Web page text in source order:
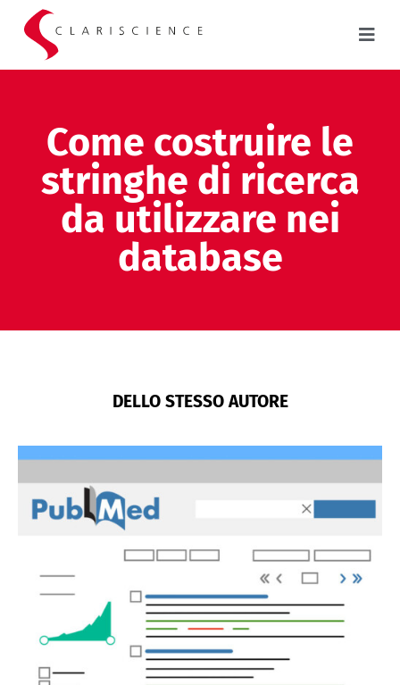
Come costruire le
stringhe di ricerca
da utilizzare nei
database
DELLO STESSO AUTORE